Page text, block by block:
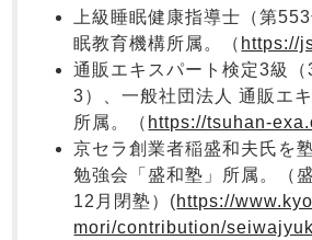
すべての季節のパジャマ一覧
売れ筋ランキング
- Item Ranking -
上級睡眠健康指導士（第
眠教育機構所属。（ https://
通販エキスパート検定3級
3）、一般社団法人 通販エ
所属。（ https://tsuhan-
京セラ創業者稲盛和夫氏を
勉強会「盛和塾」所属。（
12月閉塾）(https://
mori/contribution/